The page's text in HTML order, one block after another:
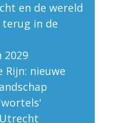
en de wereld
in de
2029
Rijn: nieuwe